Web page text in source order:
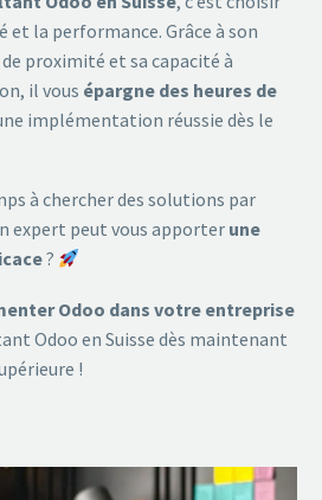
et la performance. Grâce à son
proximité et sa capacité à
il vous épargne des heures de
implémentation réussie dès le
à chercher des solutions par
expert peut vous apporter une
?
Odoo dans votre entreprise
Odoo en Suisse dès maintenant
!